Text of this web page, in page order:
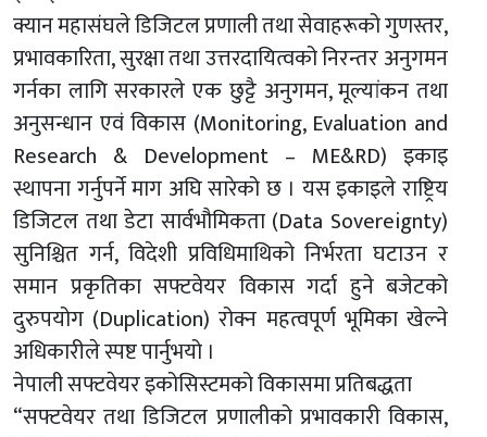
क्यान महासंघले डिजिटल प्रणाली तथा सेवाहरूको गुणस्तर,
प्रभावकारिता, सुरक्षा तथा उत्तरदायित्वको निरन्तर अनुगमन
गर्नका लागि सरकारले एक छुट्टै अनुगमन, मूल्यांकन तथा
अनुसन्धान एवं विकास (Monitoring, Evaluation and
Research & Development – ME&RD) इकाइ
स्थापना गर्नुपर्ने माग अघि सारेको छ । यस इकाइले राष्ट्रिय
डिजिटल तथा डेटा सार्वभौमिकता (Data Sovereignty)
सुनिश्चित गर्न, विदेशी प्रविधिमाथिको निर्भरता घटाउन र
समान प्रकृतिका सफ्टवेयर विकास गर्दा हुने बजेटको
दुरुपयोग (Duplication) रोक्न महत्वपूर्ण भूमिका खेल्ने
अधिकारीले स्पष्ट पार्नुभयो ।
नेपाली सफ्टवेयर इकोसिस्टमको विकासमा प्रतिबद्धता
“सफ्टवेयर तथा डिजिटल प्रणालीको प्रभावकारी विकास,